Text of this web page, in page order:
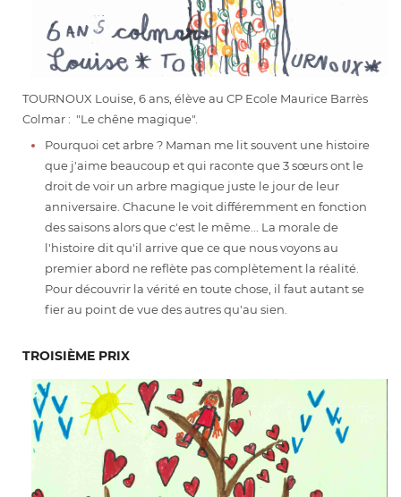
TOURNOUX Louise, 6 ans, élève au CP Ecole Maurice Barrès
Colmar : "Le chêne magique".
Pourquoi cet arbre ? Maman me lit souvent une histoire
que j'aime beaucoup et qui raconte que 3 sœurs ont le
droit de voir un arbre magique juste le jour de leur
anniversaire. Chacune le voit différemment en fonction
des saisons alors que c'est le même... La morale de
l'histoire dit qu'il arrive que ce que nous voyons au
premier abord ne reflète pas complètement la réalité.
Pour découvrir la vérité en toute chose, il faut autant se
fier au point de vue des autres qu'au sien.
TROISIÈME PRIX